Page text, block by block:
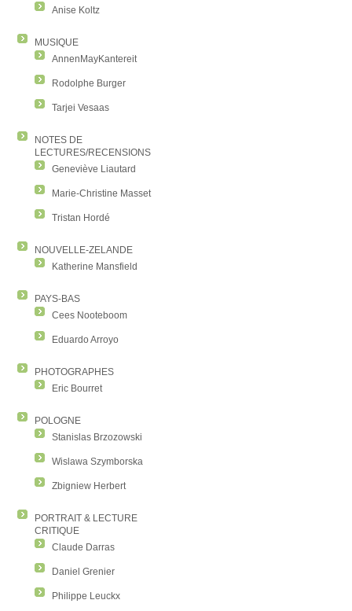
Anise Koltz
MUSIQUE
AnnenMayKantereit
Rodolphe Burger
Tarjei Vesaas
NOTES DE
LECTURES/RECENSIONS
Geneviève Liautard
Marie-Christine Masset
Tristan Hordé
NOUVELLE-ZELANDE
Katherine Mansfield
PAYS-BAS
Cees Nooteboom
Eduardo Arroyo
PHOTOGRAPHES
Eric Bourret
POLOGNE
Stanislas Brzozowski
Wislawa Szymborska
Zbigniew Herbert
PORTRAIT & LECTURE
CRITIQUE
Claude Darras
Daniel Grenier
Philippe Leuckx